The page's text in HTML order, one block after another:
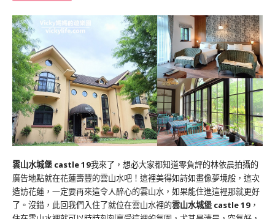
雲山水城堡 castle 19我來了，想必大家都知道零負評的林依晨拍攝的
廣告地點就在花蓮壽豐的雲山水吧！這裡美得如詩如畫像夢境般，這次
造訪花蓮，一定要再來這令人醉心的雲山水，如果能住進這裡那就更好
了。沒錯，此回我們入住了就位在雲山水裡的雲山水城堡 castle 19 ，